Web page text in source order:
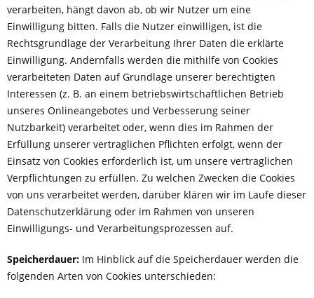
verarbeiten, hängt davon ab, ob wir Nutzer um eine
Einwilligung bitten. Falls die Nutzer einwilligen, ist die
Rechtsgrundlage der Verarbeitung Ihrer Daten die erklärte
Einwilligung. Andernfalls werden die mithilfe von Cookies
verarbeiteten Daten auf Grundlage unserer berechtigten
Interessen (z. B. an einem betriebswirtschaftlichen Betrieb
unseres Onlineangebotes und Verbesserung seiner
Nutzbarkeit) verarbeitet oder, wenn dies im Rahmen der
Erfüllung unserer vertraglichen Pflichten erfolgt, wenn der
Einsatz von Cookies erforderlich ist, um unsere vertraglichen
Verpflichtungen zu erfüllen. Zu welchen Zwecken die Cookies
von uns verarbeitet werden, darüber klären wir im Laufe dieser
Datenschutzerklärung oder im Rahmen von unseren
Einwilligungs- und Verarbeitungsprozessen auf.
Speicherdauer: Im Hinblick auf die Speicherdauer werden die
folgenden Arten von Cookies unterschieden: